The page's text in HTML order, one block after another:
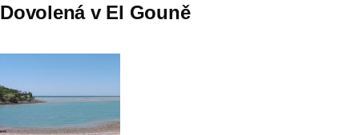
Dovolená v El Gouně